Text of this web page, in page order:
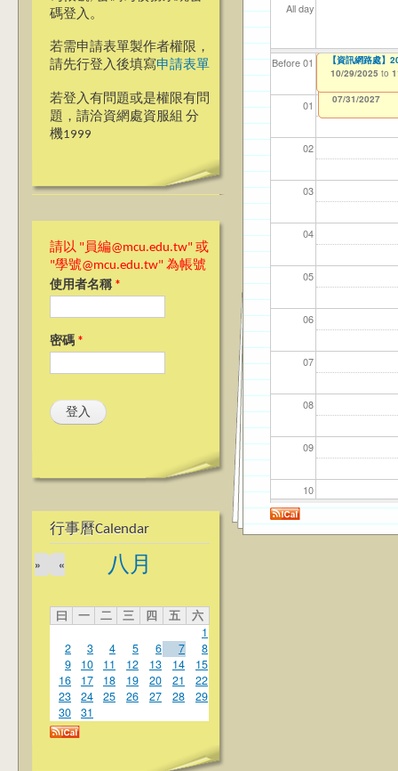
碼登入。
若需申請表單製作者權限，
請先行登入後填寫申請表單
若登入有問題或是權限有問
題，請洽資網處資服組 分
機1999
請以 "員編@mcu.edu.tw" 或
"學號@mcu.edu.tw" 為帳號
使用者名稱 *
密碼 *
行事曆Calendar
八月
«
»
曰 一 二 三 四 五
六
1
2
3 4 5 6 7
8
9
10 11 12 13 14
15
16
17 18 19 20 21
22
23
24 25 26 27 28
29
30
31
All day
Before 01
01
02
03
04
05
06
07
08
09
10
11
【資網處】
整合系統～表單
12/31/2027
【財務處】工讀
11/12/2021 to
【財務處】漏打
錄
07/31/2027
114
04/
114
02/
114
03/
【學
07/
114
09/
商品
11/
Ja(>_<)pan 應
10/28/2025 to
【資訊網路處】
10/29/2025 to